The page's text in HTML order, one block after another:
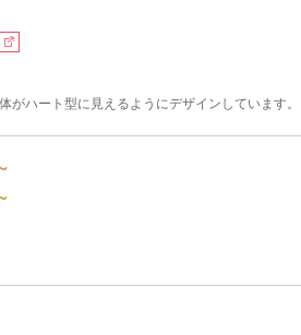
ハート型に見えるようにデザインしています。